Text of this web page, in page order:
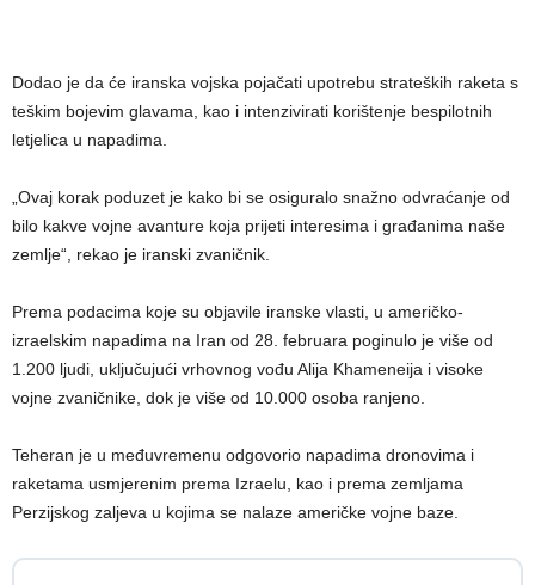
Dodao je da će iranska vojska pojačati upotrebu strateških raketa s
teškim bojevim glavama, kao i intenzivirati korištenje bespilotnih
letjelica u napadima.
„Ovaj korak poduzet je kako bi se osiguralo snažno odvraćanje od
bilo kakve vojne avanture koja prijeti interesima i građanima naše
zemlje“, rekao je iranski zvaničnik.
Prema podacima koje su objavile iranske vlasti, u američko-
izraelskim napadima na Iran od 28. februara poginulo je više od
1.200 ljudi, uključujući vrhovnog vođu Alija Khameneija i visoke
vojne zvaničnike, dok je više od 10.000 osoba ranjeno.
Teheran je u međuvremenu odgovorio napadima dronovima i
raketama usmjerenim prema Izraelu, kao i prema zemljama
Perzijskog zaljeva u kojima se nalaze američke vojne baze.